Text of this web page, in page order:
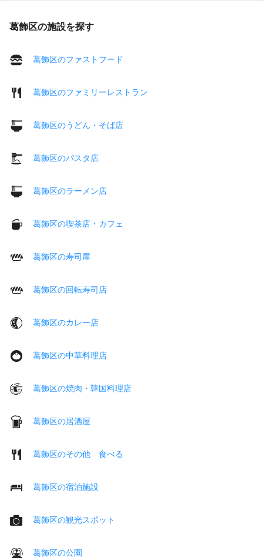
葛飾区の施設を探す
葛飾区のファストフード
葛飾区のファミリーレストラン
葛飾区のうどん・そば店
葛飾区のパスタ店
葛飾区のラーメン店
葛飾区の喫茶店・カフェ
葛飾区の寿司屋
葛飾区の回転寿司店
葛飾区のカレー店
葛飾区の中華料理店
葛飾区の焼肉・韓国料理店
葛飾区の居酒屋
葛飾区のその他 食べる
葛飾区の宿泊施設
葛飾区の観光スポット
葛飾区の公園